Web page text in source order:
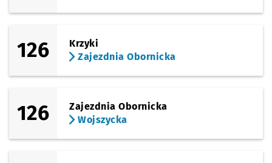
126
Krzyki
Zajezdnia Obornicka
126
Zajezdnia Obornicka
Wojszycka